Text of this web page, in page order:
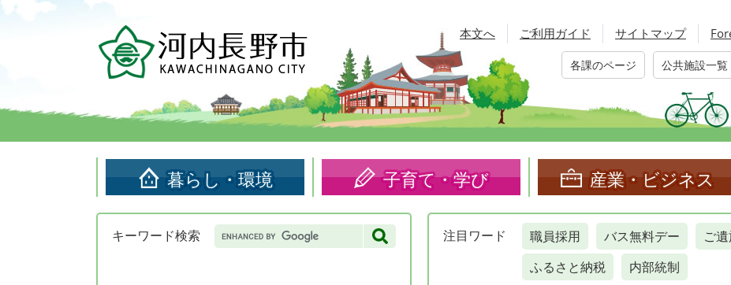
頭
す。
飛
し
本文へ ご利用ガイド サイトマップ
各課のページ 公共施設一覧
暮らし・環境 子育て・学び 産業・ビジネス
キーワード検索 Google
カ 注目 ワード 職員採用 バス無料デー
ご
ふるさと納税
内部統制